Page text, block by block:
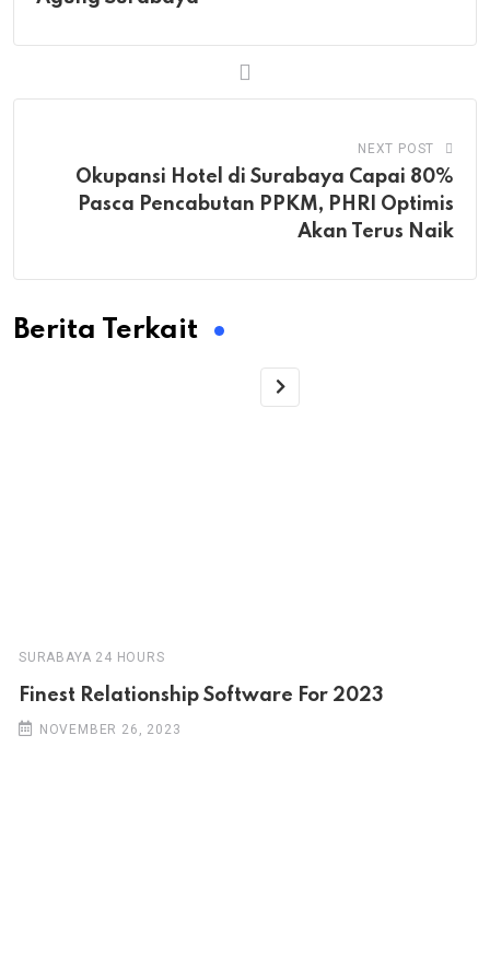
NEXT POST
Okupansi Hotel di Surabaya Capai 80%
Pasca Pencabutan PPKM, PHRI Optimis
Akan Terus Naik
Berita Terkait
SURABAYA 24 HOURS
Finest Relationship Software For 2023
NOVEMBER 26, 2023